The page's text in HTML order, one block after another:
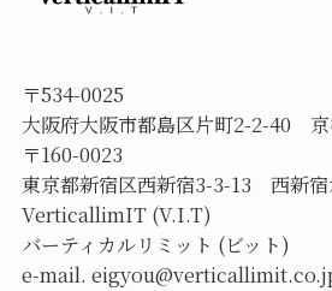
〒534-0025
大阪府大阪市都島区片町2-2-40
〒160-0023
東京都新宿区西新宿3-3-13 西新宿
VerticallimIT (V.I.T)
バーティカルリミット (ビット)
e-mail.